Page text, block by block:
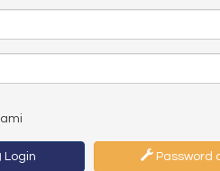
Login Password